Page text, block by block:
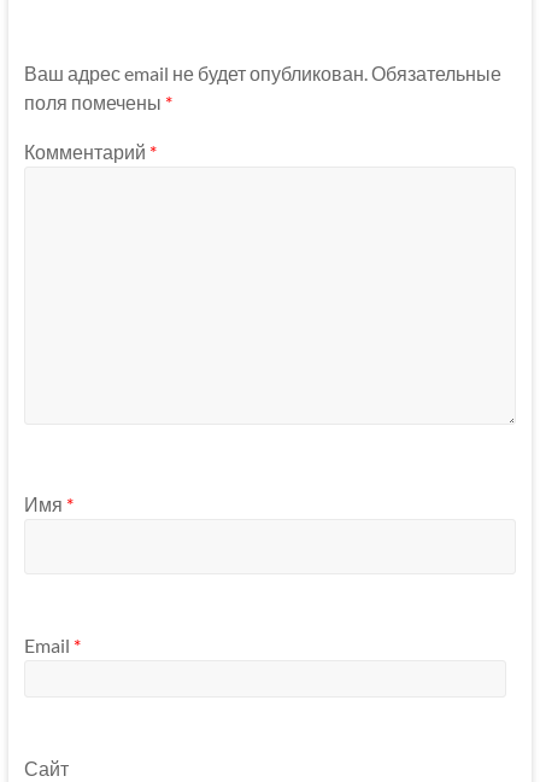
Ваш адрес email не будет опубликован. Обязательные
поля помечены *
Комментарий *
Имя *
Email *
Сайт